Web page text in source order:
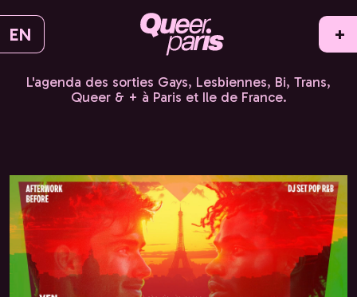
EN +
L'agenda des sorties Gays, Lesbiennes, Bi, Trans,
Queer & + à Paris et Ile de France.